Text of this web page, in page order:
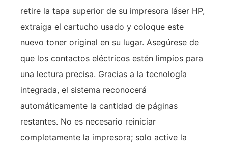
retire la tapa superior de su impresora láser HP,
extraiga el cartucho usado y coloque este
nuevo toner original en su lugar. Asegúrese de
que los contactos eléctricos estén limpios para
una lectura precisa. Gracias a la tecnología
integrada, el sistema reconocerá
automáticamente la cantidad de páginas
restantes. No es necesario reiniciar
completamente la impresora; solo active la